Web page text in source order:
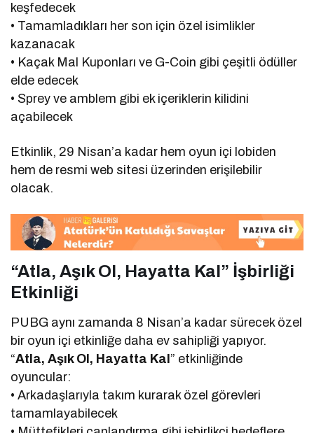
keşfedecek
• Tamamladıkları her son için özel isimlikler
kazanacak
• Kaçak Mal Kuponları ve G-Coin gibi çeşitli ödüller
elde edecek
• Sprey ve amblem gibi ek içeriklerin kilidini
açabilecek
Etkinlik, 29 Nisan’a kadar hem oyun içi lobiden
hem de resmi web sitesi üzerinden erişilebilir
olacak.
“Atla, Aşık Ol, Hayatta Kal” İşbirliği
Etkinliği
PUBG aynı zamanda 8 Nisan’a kadar sürecek özel
bir oyun içi etkinliğe daha ev sahipliği yapıyor.
“Atla, Aşık Ol, Hayatta Kal” etkinliğinde
oyuncular:
• Arkadaşlarıyla takım kurarak özel görevleri
tamamlayabilecek